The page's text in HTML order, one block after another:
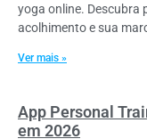
yoga online. Descubra
acolhimento e sua
Ver mais »
App Personal
em 2026